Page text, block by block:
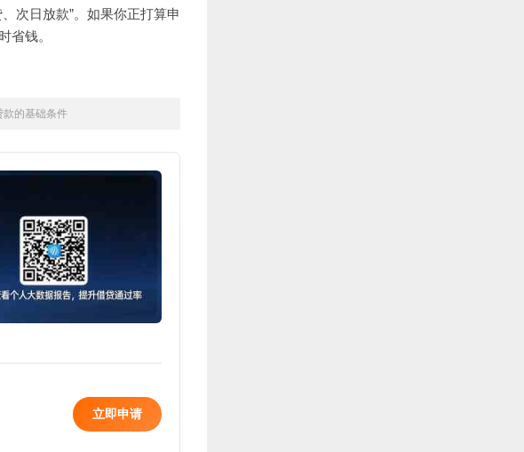
次日放款”。如果你正打算申
省钱。
款的基础条件
立即申请